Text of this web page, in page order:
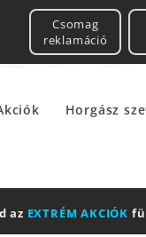
Csomag
reklamáció
Horgász
az EXTRÉM AKCIÓK